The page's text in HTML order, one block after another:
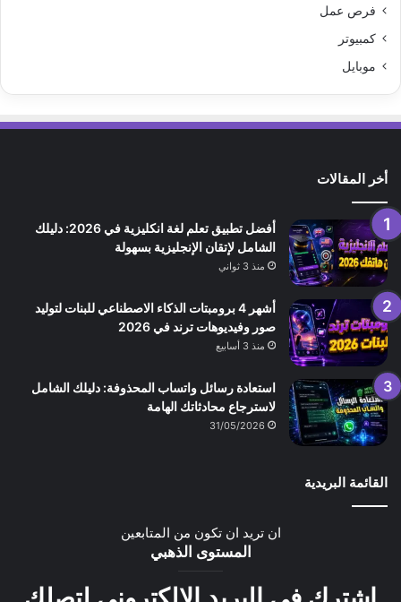
فرص عمل
كمبيوتر
موبايل
أخر المقالات
أفضل تطبيق تعلم لغة انكليزية في 2026: دليلك
الشامل لإتقان الإنجليزية بسهولة
منذ 3 ثواني
أشهر 4 برومبتات الذكاء الاصطناعي للبنات لتوليد
صور وفيديوهات ترند في 2026
منذ 3 أسابيع
استعادة رسائل واتساب المحذوفة: دليلك الشامل
لاسترجاع محادثاتك الهامة
31/05/2026
القائمة البريدية
ان تريد ان تكون من المتابعين
المستوى الذهبي